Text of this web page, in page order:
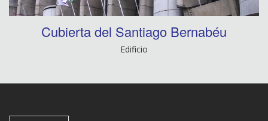
Cubierta del Santiago Bernabéu
Edificio